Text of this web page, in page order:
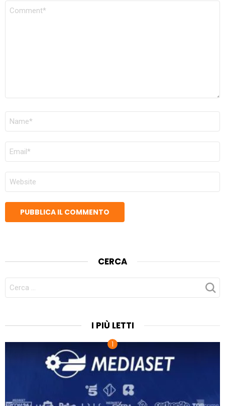
COMMENTO
NOME
EMAIL
SITO
WEB
CERCA
CERCA
PER:
I PIÙ LETTI